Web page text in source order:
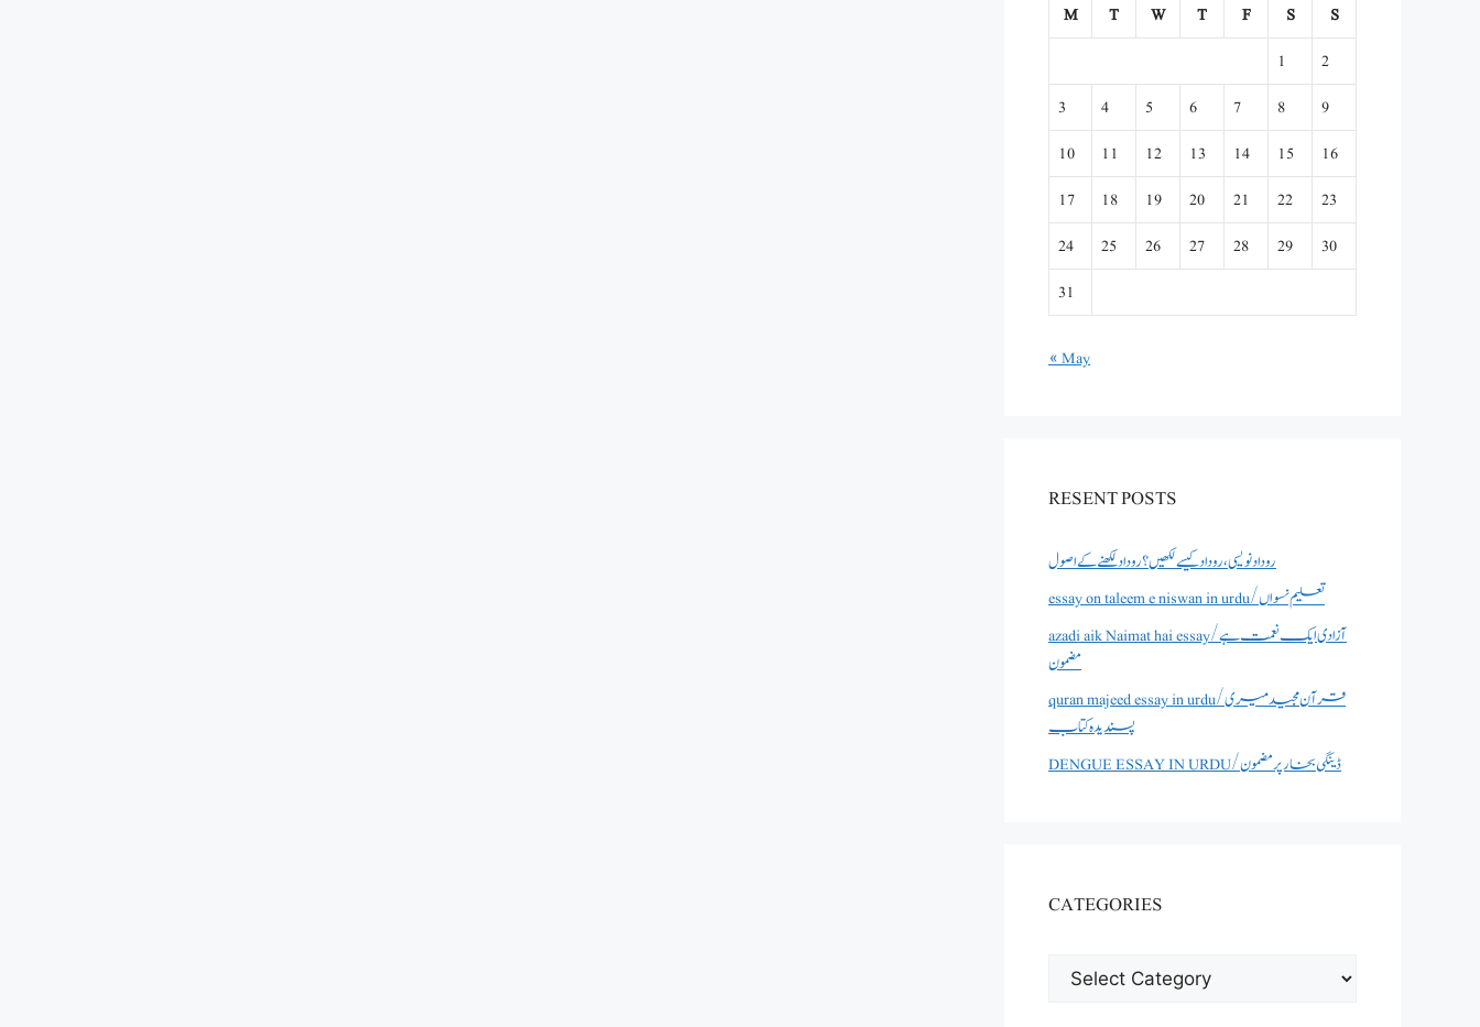
M
T W T F S
S
1
2
3
4 5 6 7 8
9
10
11 12 13 14 15
16
17
18 19 20 21 22
23
24
25 26 27 28 29
30
31
« May
RESENT POSTS
روداد نویسی ،روداد کیسے لکھیں؟ روداد لکھنے کے اصول
essay on taleem e niswan in urdu/تعلیم نسواں
azadi aik Naimat hai essay/آزادی ایک نعمت ہے
مضمون
quran majeed essay in urdu/قرآن مجید میری
پسندیدہ کتاب
DENGUE ESSAY IN URDU/ڈینگی بخار پر مضمون
CATEGORIES
CATEGORIES